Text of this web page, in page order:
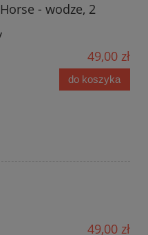
- wodze, 2
49,00 zł
do koszyka
49,00 zł